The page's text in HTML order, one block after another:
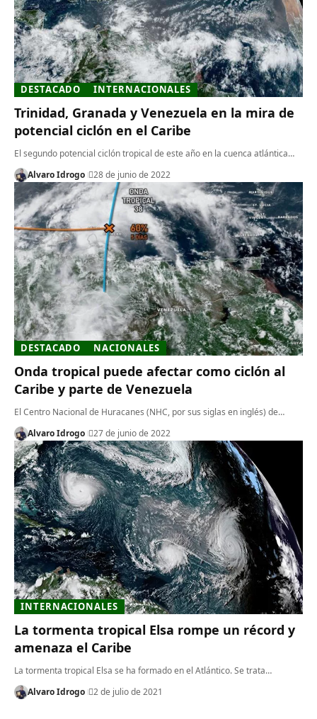
DESTACADO INTERNACIONALES
Trinidad, Granada y Venezuela en la mira de
potencial ciclón en el Caribe
El segundo potencial ciclón tropical de este año en la cuenca atlántica…
Alvaro Idrogo
28 de junio de 2022
DESTACADO NACIONALES
Onda tropical puede afectar como ciclón al
Caribe y parte de Venezuela
El Centro Nacional de Huracanes (NHC, por sus siglas en inglés) de…
Alvaro Idrogo
27 de junio de 2022
INTERNACIONALES
La tormenta tropical Elsa rompe un récord y
amenaza el Caribe
La tormenta tropical Elsa se ha formado en el Atlántico. Se trata…
Alvaro Idrogo
2 de julio de 2021